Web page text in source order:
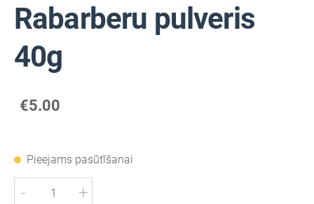
Rabarberu pulveris
40g
€5.00
Pieejams pasūtīšanai
- +